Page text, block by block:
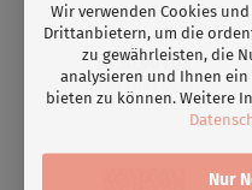
Wir verwenden Cookies
Drittanbietern, um die
zu gewährleisten, die
analysieren und Ihnen
bieten zu können. Weitere
Nur
ab 30,90 EUR
30,90 EUR/ Meter